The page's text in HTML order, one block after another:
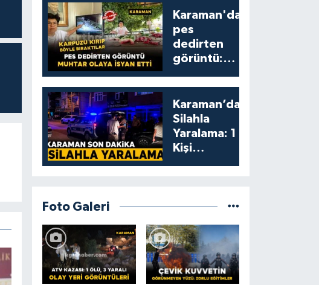
Karaman'da
pes
dedirten
görüntü:
yumruklayıp
yediler,
artıklarını
kamelyada
bıraktılar
Karaman’da
Silahla
Yaralama: 1
Kişi
Foto Galeri